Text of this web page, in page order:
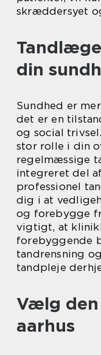
skræddersyet
din
Sundhed er
det er en
og social
stor rolle i din
regelmæssige
integreret del
professionel
dig i at
og forebygge
vigtigt, at
forebyggende
tandrensning
tandpleje
Vælg
aarhus